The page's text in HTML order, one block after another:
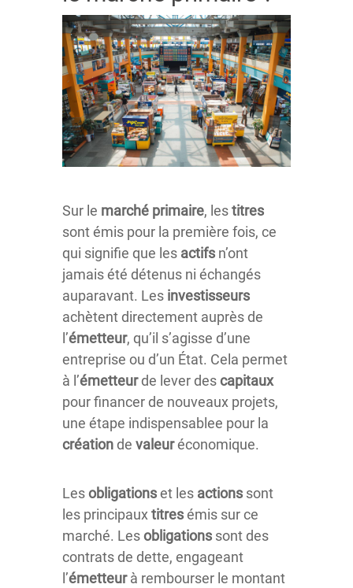
Sur le marché primaire, lestitres
sont émis pour la première fois, ce
qui signifie que les actifs n’ont
jamais été détenus ni échangés
auparavant. Les investisseurs
achètent directement auprès de
l’émetteur, qu’il s’agisse d’une
entreprise ou d’un État. Cela permet
à l’émetteurde lever descapitaux
pour financer de nouveaux projets,
une étape indispensablee pour la
création de valeuréconomique.
Lesobligationset les actions sont
les principauxtitresémis sur ce
marché. Lesobligations sont des
contrats de dette, engageant
l’émetteurà rembourser le montant